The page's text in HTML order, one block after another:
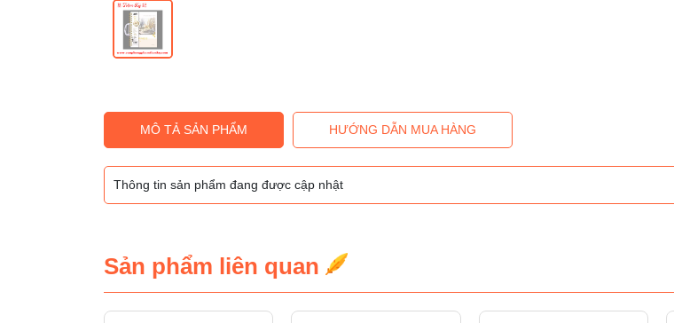
MÔ TẢ SẢN PHẨM HƯỚNG DẪN MUA HÀNG
Thông tin sản phẩm đang được cập nhật
Sản phẩm liên quan